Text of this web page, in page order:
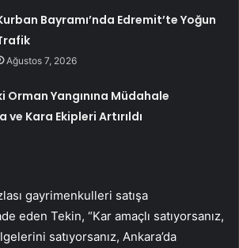
Bayramı’nda Edremit’te Yoğun
Ağustos 7, 2026
Orman Yangınına Müdahale
Kara Ekipleri Artırıldı
gayrimenkulleri satışa
eden Tekin, “Kar amaçlı satıyorsanız,
satıyorsanız, Ankara’da